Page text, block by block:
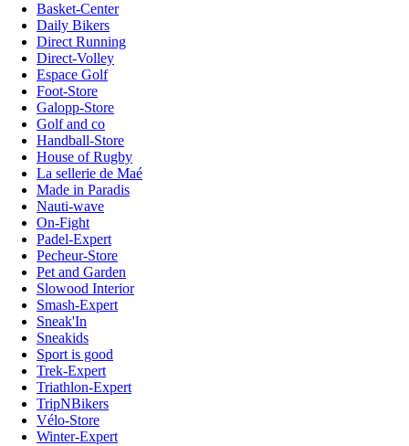
Basket-Center
Daily Bikers
Direct Running
Direct-Volley
Espace Golf
Foot-Store
Galopp-Store
Golf and co
Handball-Store
House of Rugby
La sellerie de Maé
Made in Paradis
Nauti-wave
On-Fight
Padel-Expert
Pecheur-Store
Pet and Garden
Slowood Interior
Smash-Expert
Sneak'In
Sneakids
Sport is good
Trek-Expert
Triathlon-Expert
TripNBikers
Vélo-Store
Winter-Expert